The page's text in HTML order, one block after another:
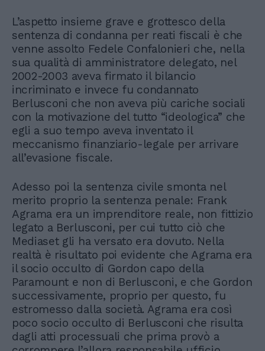
L’aspetto insieme grave e grottesco della
sentenza di condanna per reati fiscali è che
venne assolto Fedele Confalonieri che, nella
sua qualità di amministratore delegato, nel
2002-2003 aveva firmato il bilancio
incriminato e invece fu condannato
Berlusconi che non aveva più cariche sociali
con la motivazione del tutto “ideologica” che
egli a suo tempo aveva inventato il
meccanismo finanziario-legale per arrivare
all’evasione fiscale.
Adesso poi la sentenza civile smonta nel
merito proprio la sentenza penale: Frank
Agrama era un imprenditore reale, non fittizio
legato a Berlusconi, per cui tutto ciò che
Mediaset gli ha versato era dovuto. Nella
realtà è risultato poi evidente che Agrama era
il socio occulto di Gordon capo della
Paramount e non di Berlusconi, e che Gordon
successivamente, proprio per questo, fu
estromesso dalla società. Agrama era così
poco socio occulto di Berlusconi che risulta
dagli atti processuali che prima provò a